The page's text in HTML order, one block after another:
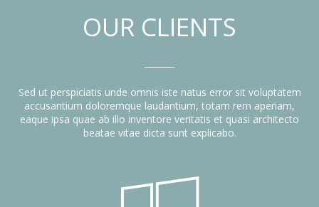
OUR CLIENTS
Sed ut perspiciatis unde omnis iste natus error sit voluptatem
accusantium doloremque laudantium, totam rem aperiam,
eaque ipsa quae ab illo inventore veritatis et quasi architecto
beatae vitae dicta sunt explicabo.